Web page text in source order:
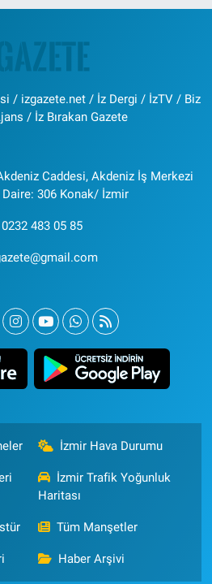
/ izgazete.net / İz Dergi / İzTV / Biz
/ İz Bırakan Gazete
Caddesi, Akdeniz İş Merkezi
Daire: 306 Konak/ İzmir
0232 483 05 85
İzmir Hava Durumu
İzmir Trafik Yoğunluk
Haritası
Tüm Manşetler
Haber Arşivi